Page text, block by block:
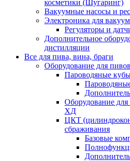
косметики (Шугаринг)
Вакуумные насосы и
Электроника для
Регуляторы и
Дополнительное
дистилляции
Все для пива, вина, браги
Оборудование для
Пароводяные
Оборудование для
ХД
ЦКТ
сбраживания
Базовые